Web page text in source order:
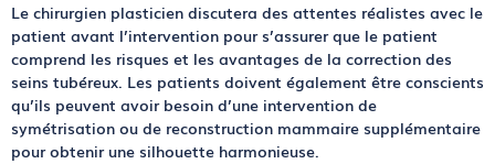
Le chirurgien plasticien discutera des attentes réalistes avec le
patient avant l’intervention pour s’assurer que le patient
comprend les risques et les avantages de la correction des
seins tubéreux. Les patients doivent également être conscients
qu’ils peuvent avoir besoin d’une intervention de
symétrisation ou de reconstruction mammaire supplémentaire
pour obtenir une silhouette harmonieuse.